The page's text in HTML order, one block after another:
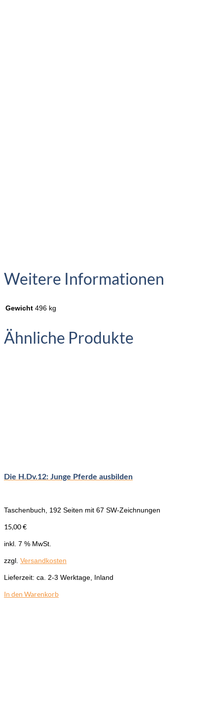
Weitere Informationen
Gewicht 496 kg
Ähnliche Produkte
Die H.Dv.12: Junge Pferde ausbilden
Taschenbuch, 192 Seiten mit 67 SW-Zeichnungen
15,00€
inkl. 7 % MwSt.
zzgl. Versandkosten
Lieferzeit: ca. 2-3 Werktage, Inland
In den Warenkorb